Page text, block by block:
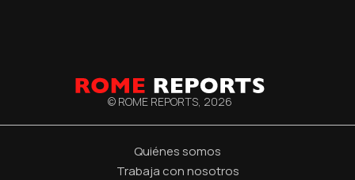
© ROME REPORTS, 2026
Quiénes somos
Trabaja con nosotros